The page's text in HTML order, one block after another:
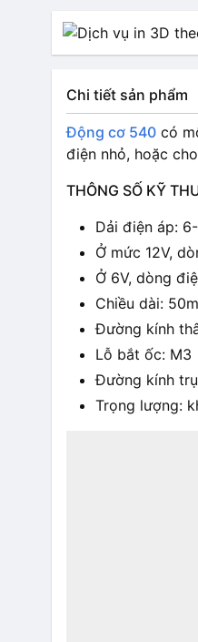
Chi tiết sản phẩm
Động cơ 540 có
điện nhỏ, hoặc
THÔNG SỐ KỸ
Dải điện áp:
Ở mức 12V,
Ở 6V, dòng
Chiều dài:
Đường kính
Lỗ bắt ốc: M3
Đường kính
Trọng lượng: